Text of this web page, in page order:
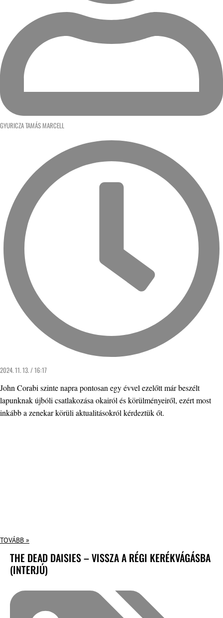
GYURICZA TAMÁS MARCELL
2024. 11. 13. / 16:17
John Corabi szinte napra pontosan egy évvel ezelőtt már beszélt
lapunknak újbóli csatlakozása okairól és körülményeiről, ezért most
inkább a zenekar körüli aktualitásokról kérdeztük őt.
TOVÁBB »
THE DEAD DAISIES – VISSZA A RÉGI KERÉKVÁGÁSBA
(INTERJÚ)